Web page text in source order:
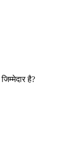
है?